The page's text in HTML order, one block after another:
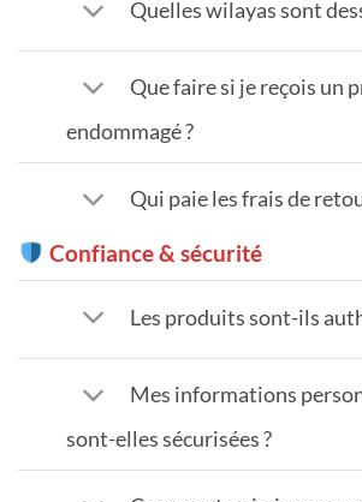
Quelles wilayas sont
Que faire si je reçois un
endommagé ?
Qui paie les frais de
Confiance & sécurité
Les produits sont-ils
Mes informations
sont-elles sécurisées ?